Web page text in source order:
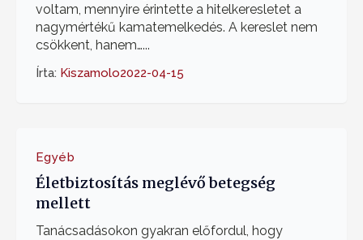
voltam, mennyire érintette a hitelkeresletet a
nagymértékű kamatemelkedés. A kereslet nem
csökkent, hanem…...
Írta: Kiszamolo2022-04-15
Egyéb
Életbiztosítás meglévő betegség
mellett
Tanácsadásokon gyakran előfordul, hogy